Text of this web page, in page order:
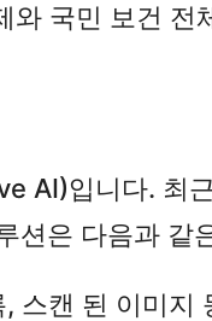
국민 보건 전
AI)입니다. 최
션은 다음과 같
스캔 된 이미지